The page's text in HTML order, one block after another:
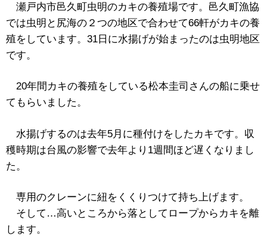
瀬戸内市邑久町虫明のカキの養殖場です。邑久町漁協
では虫明と尻海の２つの地区で合わせて66軒がカキの養
殖をしています。31日に水揚げが始まったのは虫明地区
です。
20年間カキの養殖をしている松本圭司さんの船に乗せ
てもらいました。
水揚げするのは去年5月に種付けをしたカキです。収
穫時期は台風の影響で去年より1週間ほど遅くなりまし
た。
専用のクレーンに紐をくくりつけて持ち上げます。
そして…高いところから落としてロープからカキを離
します。